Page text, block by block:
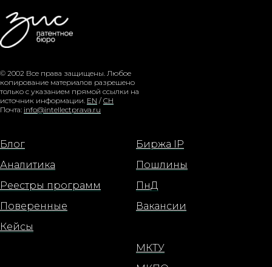
© 2002 Все права защищены. Любое
копирование материалов разрешено
только с указанием прямой ссылки на
источник информации. EN / CH
Почта: info@intellectprava.ru
Блог
Аналитика
Реестры программ
Поверенные
Кейсы
Биржа IP
Пошлины
ПнД
Вакансии
МКТУ